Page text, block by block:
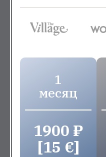
1
месяц
1900 ₽
[15 €]